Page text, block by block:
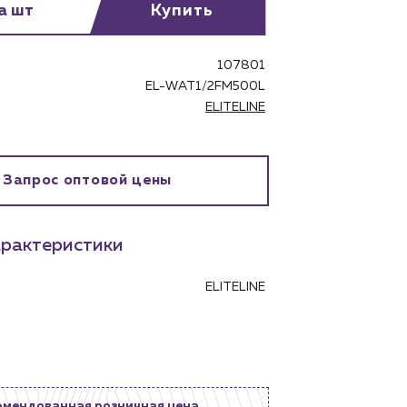
шт Купить
107801
EL-WAT1/2FM500L
ELITELINE
Запрос оптовой цены
ELITELINE